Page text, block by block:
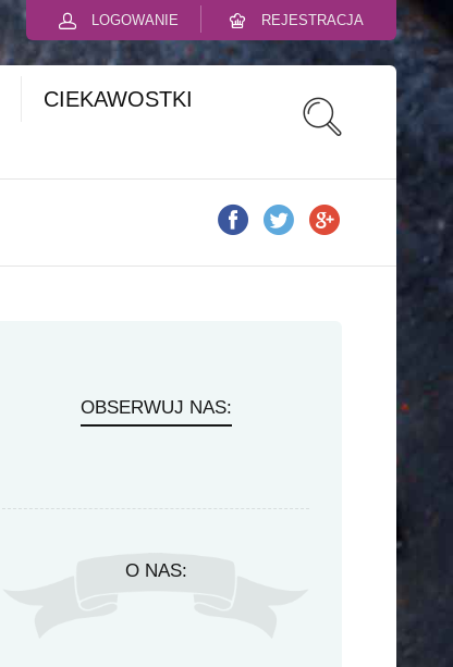
LOGOWANIE REJESTRACJA
CIEKAWOSTKI
OBSERWUJ NAS:
O NAS: